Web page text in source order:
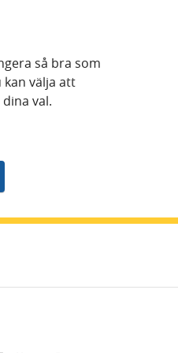
så bra som
välja att
val.